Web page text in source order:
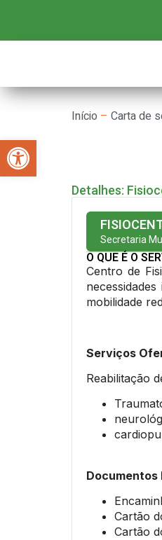
Início – Carta de
Detalhes:
Secretaria
O QUE É O
Centro de
mobilidade
Serviços
Reabilitação
Documentos
Cartão
Cartão
Abrir a barra de ferramentas